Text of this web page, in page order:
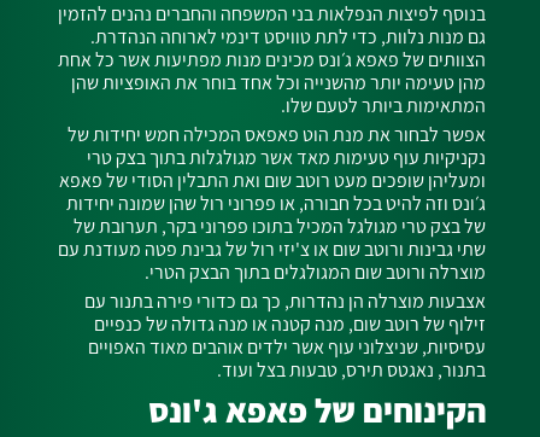
בנוסף לפיצות הנפלאות בני המשפחה והחברים נהנים להזמין
גם מנות נלוות, כדי לתת טוויסט דינמי לארוחה הנהדרת.
הצוותים של פאפא ג׳ונס מכינים מנות מפתיעות אשר כל אחת
מהן טעימה יותר מהשנייה וכל אחד בוחר את האופציות שהן
המתאימות ביותר לטעם שלו.
אפשר לבחור את מנת הוט פאפאס המכילה חמש יחידות של
נקניקיות עוף טעימות מאד אשר מגולגלות בתוך בצק טרי
ומעליהן שופכים מעט רוטב שום ואת התבלין הסודי של פאפא
ג׳ונס וזה להיט בכל חבורה, או פפרוני רול שהן שמונה יחידות
של בצק טרי מגולגל המכיל בתוכו פפרוני בקר, תערובת של
שתי גבינות ורוטב שום או צ'יזי רול של גבינת פטה מעודנת עם
מוצרלה ורוטב שום המגולגלים בתוך הבצק הטרי.
אצבעות מוצרלה הן נהדרות, כך גם כדורי פירה בתנור עם
זילוף של רוטב שום, מנה קטנה או מנה גדולה של כנפיים
עסיסיות, שניצלוני עוף אשר ילדים אוהבים מאוד האפויים
בתנור, נאגטס תירס, טבעות בצל ועוד.
הקינוחים של פאפא ג'ונס